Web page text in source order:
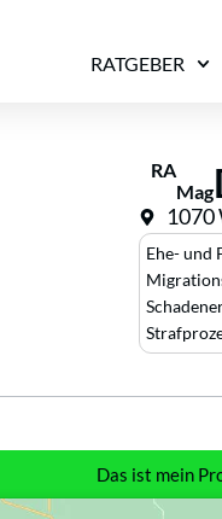
RATGEBER
RA
Mag
1070
Ehe- und
Das ist mein